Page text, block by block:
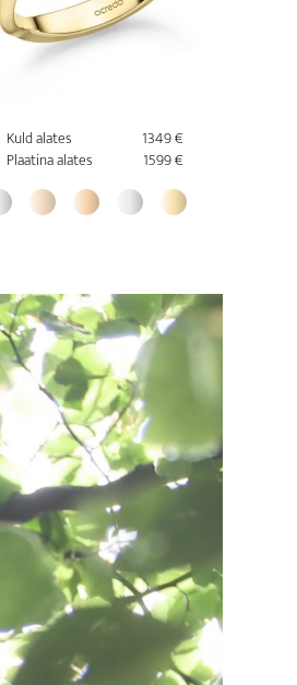
Kuld alates
1349 €
Plaatina alates
1599 €